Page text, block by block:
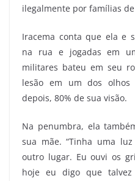
ilegalmente por famílias
Iracema conta que ela e
na rua e jogadas em
militares bateu em seu
lesão em um dos olhos
depois, 80% de sua visão.
Na penumbra, ela
sua mãe. “Tinha uma
outro lugar. Eu ouvi os
hoje eu digo que